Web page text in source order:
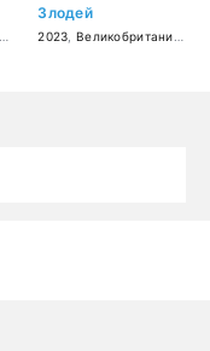
,драма
Злодей
2023 Великобритания